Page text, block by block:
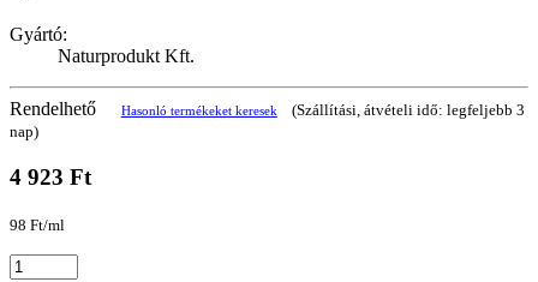
Gyártó:
Naturprodukt Kft.
Rendelhető Hasonló termékeket keresek
(Szállítási, átvételi idő: legfeljebb 3
nap)
4 923 Ft
98 Ft/ml